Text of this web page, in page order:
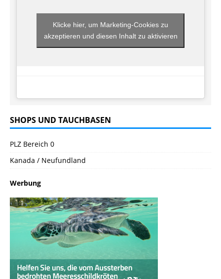
Klicke hier, um Marketing-Cookies zu
akzeptieren und diesen Inhalt zu aktivieren
SHOPS UND TAUCHBASEN
PLZ Bereich 0
Kanada / Neufundland
Werbung